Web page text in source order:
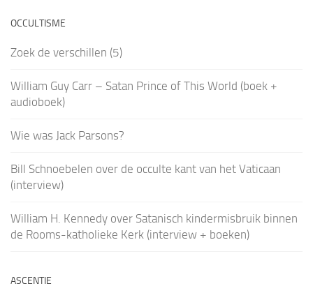
OCCULTISME
Zoek de verschillen (5)
William Guy Carr – Satan Prince of This World (boek +
audioboek)
Wie was Jack Parsons?
Bill Schnoebelen over de occulte kant van het Vaticaan
(interview)
William H. Kennedy over Satanisch kindermisbruik binnen
de Rooms-katholieke Kerk (interview + boeken)
ASCENTIE